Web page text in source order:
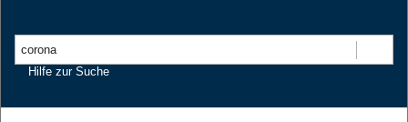
Hilfe zur Suche